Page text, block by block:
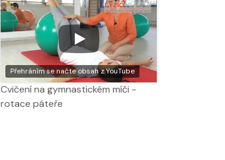
Přehráním se načte obsah z YouTube
Cvičení na gymnastickém míči -
rotace páteře